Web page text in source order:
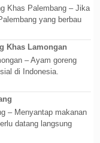
Khas Palembang – Jika
yang berbau
Khas Lamongan
– Ayam goreng
di Indonesia.
– Menyantap makanan
datang langsung